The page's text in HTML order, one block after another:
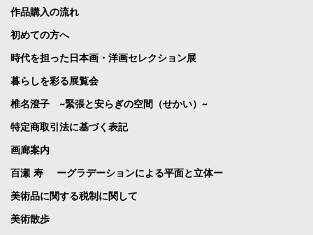
作品購入の流れ
初めての方へ
時代を担った日本画・洋画セレクション展
暮らしを彩る展覧会
椎名澄子 ~緊張と安らぎの空間（せかい）~
特定商取引法に基づく表記
画廊案内
百瀬 寿 ーグラデーションによる平面と立体ー
美術品に関する税制に関して
美術散歩